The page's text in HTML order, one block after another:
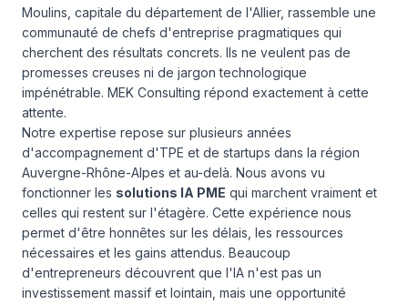
Moulins, capitale du département de l'Allier, rassemble une
communauté de chefs d'entreprise pragmatiques qui
cherchent des résultats concrets. Ils ne veulent pas de
promesses creuses ni de jargon technologique
impénétrable. MEK Consulting répond exactement à cette
attente.
Notre expertise repose sur plusieurs années
d'accompagnement d'TPE et de startups dans la région
Auvergne-Rhône-Alpes et au-delà. Nous avons vu
fonctionner les solutions IA PME qui marchent vraiment et
celles qui restent sur l'étagère. Cette expérience nous
permet d'être honnêtes sur les délais, les ressources
nécessaires et les gains attendus. Beaucoup
d'entrepreneurs découvrent que l'IA n'est pas un
investissement massif et lointain, mais une opportunité